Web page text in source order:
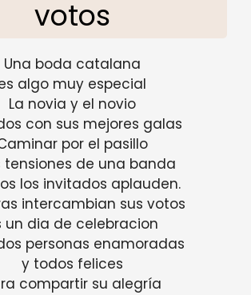
votos
Una boda catalana
algo muy especial
La novia y el novio
con sus mejores galas
por el pasillo
tensiones de una banda
los invitados aplauden.
intercambian sus votos
un dia de celebracion
personas enamoradas
y todos felices
compartir su alegría